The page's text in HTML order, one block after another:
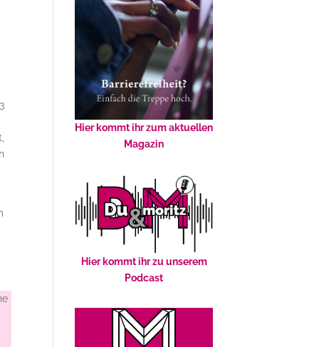
Hier kommt ihr zum aktuellen
Magazin
Hier kommt ihr zu unserem
Podcast